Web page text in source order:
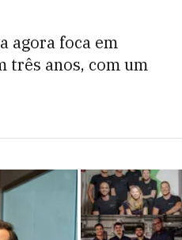
agora foca em
três anos, com um